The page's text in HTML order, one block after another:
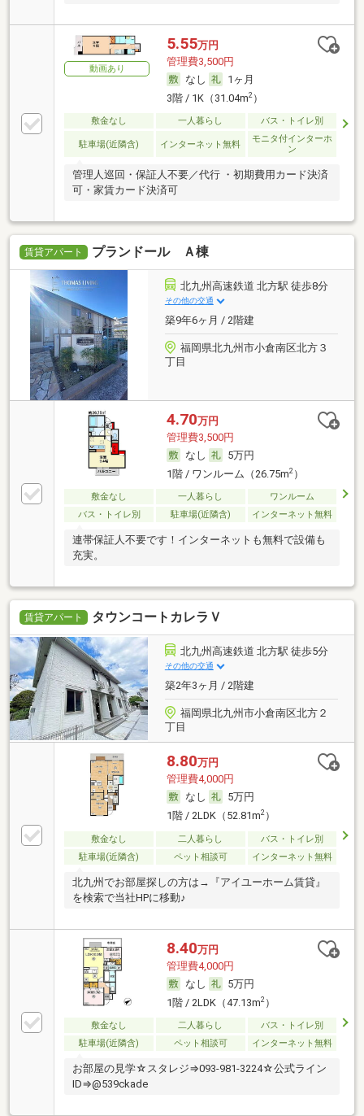
動画あり
5.55万円
管理費3,500円
なし
1ヶ月
3階 / 1K（31.04m2）
敷金なし 一人暮らし バス・トイレ別
駐車場(近隣含) インターネット無料
モニタ付インターホ
ン
管理人巡回・保証人不要／代行 ・初期費用カード決済
可・家賃カード決済可
賃貸アパート プランドール Ａ棟
北九州高速鉄道 北方駅 徒歩8分
その他の交通
築9年6ヶ月 / 2階建
福岡県北九州市小倉南区北方３
丁目
4.70万円
管理費3,500円
なし
5万円
1階 / ワンルーム（26.75m2）
敷金なし 一人暮らし
ワンルーム
バス・トイレ別
駐車場(近隣含) インターネット無料
連帯保証人不要です！インターネットも無料で設備も
充実。
賃貸アパート タウンコートカレラＶ
北九州高速鉄道 北方駅 徒歩5分
その他の交通
築2年3ヶ月 / 2階建
福岡県北九州市小倉南区北方２
丁目
8.80万円
管理費4,000円
なし
5万円
1階 / 2LDK（52.81m2）
敷金なし 二人暮らし
バス・トイレ別
駐車場(近隣含)
ペット相談可 インターネット無料
北九州でお部屋探しの方は→『アイユーホーム賃貸』
を検索で当社HPに移動♪
8.40万円
管理費4,000円
なし
5万円
1階 / 2LDK（47.13m2）
敷金なし 二人暮らし
バス・トイレ別
駐車場(近隣含)
ペット相談可 インターネット無料
お部屋の見学☆スタレジ⇒093-981-3224☆公式ライン
ID⇒@539ckade